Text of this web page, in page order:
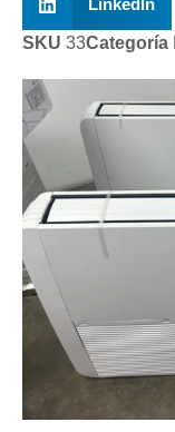
LinkedIn
SKU 33Categoría